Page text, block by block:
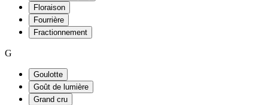
Floraison
Fourrière
Fractionnement
G
Goulotte
Goût de lumière
Grand cru